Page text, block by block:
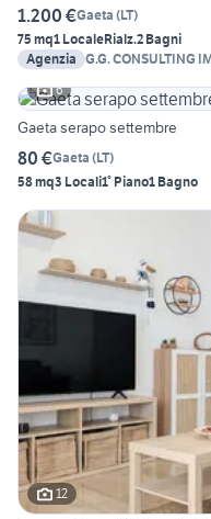
1.200 €Gaeta (LT)
75 mq1 LocaleRialz.2 Bagni
Agenzia G.G. CONSULTING
6
Gaeta serapo settembre
80 €Gaeta (LT)
58 mq3 Locali1° Piano1 Bagno
12